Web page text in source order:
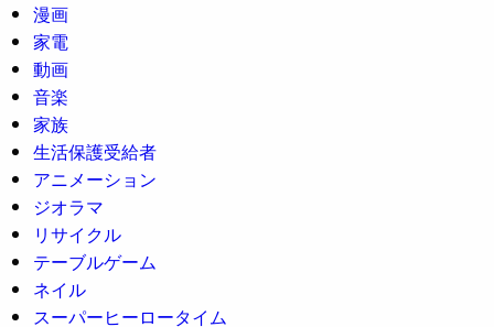
漫画
家電
動画
音楽
家族
生活保護受給者
アニメーション
ジオラマ
リサイクル
テーブルゲーム
ネイル
スーパーヒーロータイム